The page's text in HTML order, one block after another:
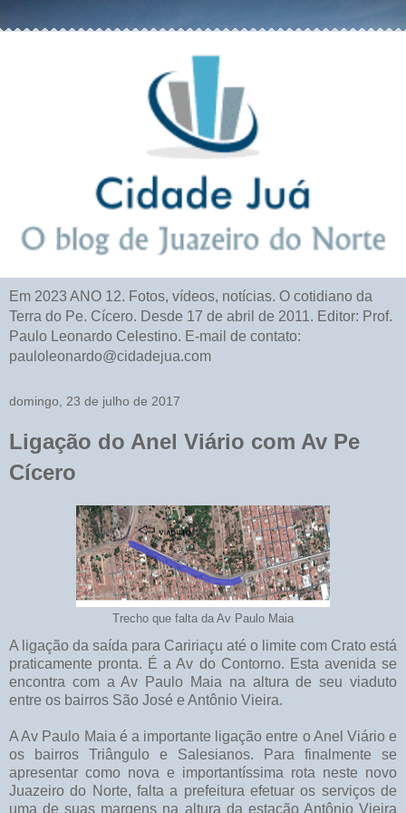
Em 2023 ANO 12. Fotos, vídeos, notícias. O cotidiano da
Terra do Pe. Cícero. Desde 17 de abril de 2011. Editor: Prof.
Paulo Leonardo Celestino. E-mail de contato:
pauloleonardo@cidadejua.com
domingo, 23 de julho de 2017
Ligação do Anel Viário com Av Pe
Cícero
Trecho que falta da Av Paulo Maia
A ligação da saída para Caririaçu até o limite com Crato está
praticamente pronta. É a Av do Contorno. Esta avenida se
encontra com a Av Paulo Maia na altura de seu viaduto
entre os bairros São José e Antônio Vieira.
A Av Paulo Maia é a importante ligação entre o Anel Viário e
os bairros Triângulo e Salesianos. Para finalmente se
apresentar como nova e importantíssima rota neste novo
Juazeiro do Norte, falta a prefeitura efetuar os serviços de
uma de suas margens na altura da estação Antônio Vieira